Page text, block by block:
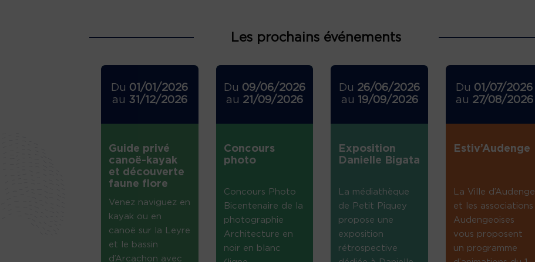
Les prochains événements
Du 01/01/2026
au 31/12/2026
Guide privé
canoë-kayak
et découverte
faune flore
Venez naviguez en
kayak ou en
canoë sur la Leyre
et le bassin
d’Arcachon avec
Du 09/06/2026
au 21/09/2026
Concours
photo
Concours Photo
Bicentenaire de la
photographie
Architecture en
noir en blanc
Du 26/06/2026
au 19/09/2026
Exposition
Danielle Bigata
La médiathèque
de Petit Piquey
propose une
exposition
rétrospective
Du 01/07/2026
au 27/08/2026
Estiv’Audenge
La Ville d’Audenge
et les associations
Audengeoises
vous proposent
un programme